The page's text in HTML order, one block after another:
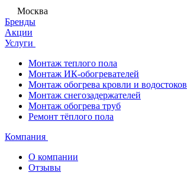
Москва
Бренды
Акции
Услуги
Монтаж теплого пола
Монтаж ИК-обогревателей
Монтаж обогрева кровли и водостоков
Монтаж снегозадержателей
Монтаж обогрева труб
Ремонт тёплого пола
Компания
О компании
Отзывы